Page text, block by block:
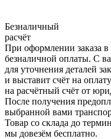
Безналичный
расчёт
При оформлении заказа
безналичной оплаты. С
для уточнения деталей
и выставит счёт на
на расчётный счёт от
После получения
выбранной вами
Товар со склада до
мы довезём бесплатно.